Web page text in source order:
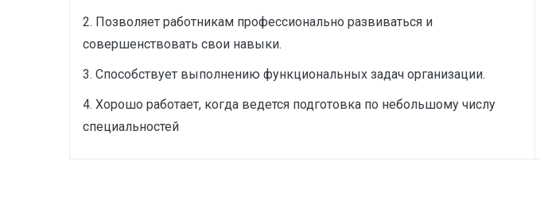
2. Позволяет работникам профессионально развиваться и
совершенствовать свои навыки.
3. Способствует выполнению функциональных задач организации.
4. Хорошо работает, когда ведется подготовка по небольшому числу
специальностей